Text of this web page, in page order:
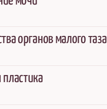
органов малого таза